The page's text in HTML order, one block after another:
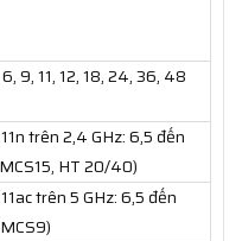
9, 11, 12, 18, 24, 36, 48
trên 2,4 GHz: 6,5 đến
HT 20/40)
trên 5 GHz: 6,5 đến